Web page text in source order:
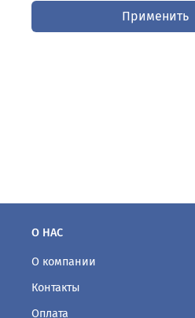
Применить
О НАС
О компании
Контакты
Оплата